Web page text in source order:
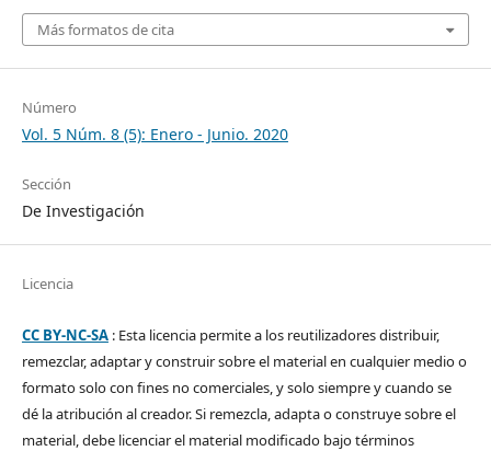
Más formatos de cita
Número
Vol. 5 Núm. 8 (5): Enero - Junio. 2020
Sección
De Investigación
Licencia
CC BY-NC-SA: Esta licencia permite a los reutilizadores distribuir,
remezclar, adaptar y construir sobre el material en cualquier medio o
formato solo con fines no comerciales, y solo siempre y cuando se
dé la atribución al creador. Si remezcla, adapta o construye sobre el
material, debe licenciar el material modificado bajo términos